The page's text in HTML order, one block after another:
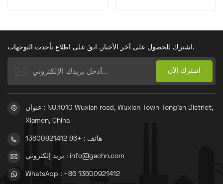
اشترك للحصول على آخر الأخبار. ابقَ على اطلاع بأحدث التوجهات.
عنوان : NO.1010 Wuxian road, Wuxian Town Tong'an District,
Xiamen, China
هاتف : +86 13600921412
بريد إلكتروني : info@gachn.com
WhatsApp : +86 13600921412